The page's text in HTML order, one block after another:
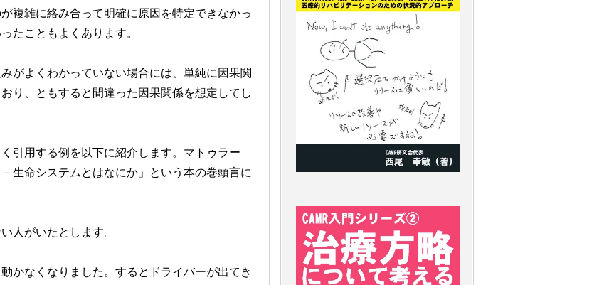
複雑に絡み合って明確に原因を特定できなかっ
たこともよくあります。
がよくわかっていない場合には、単純に因果関
り、ともすると間違った因果関係を想定してし
引用する例を以下に紹介します。マトゥラー
生命システムとはなにか」という本の巻頭言に
人がいたとします。
かなくなりました。するとドライバーが出てき